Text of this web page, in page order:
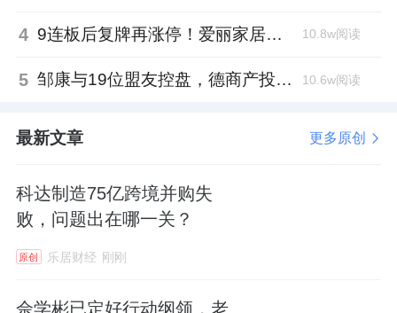
4 9连板后复牌再涨停！爱丽家居市盈率318倍，跨界收购案尚未落地 10.8w阅读
5 邹康与19位盟友控盘，德商产投服务散户绝迹 10.6w阅读
最新文章 更多原创
科达制造75亿跨境并购失
败，问题出在哪一关？
原创 乐居财经 刚刚
佘学彬已定好行动纲领，老